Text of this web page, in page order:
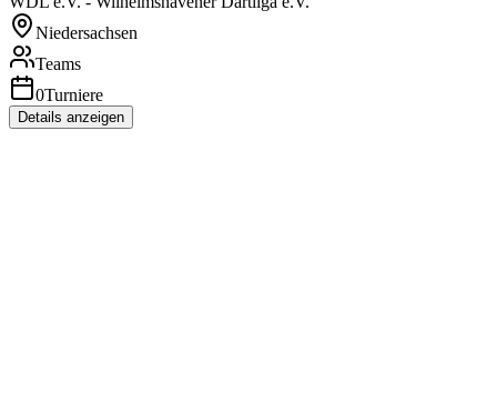
Niedersachsen
Teams
0Turniere
Details anzeigen